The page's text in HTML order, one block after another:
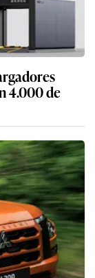
4.000 de